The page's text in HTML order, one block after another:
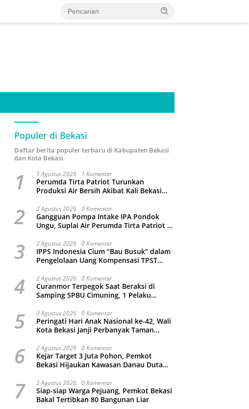
Populer di Bekasi
Daftar berita populer terbaru di Kabupaten Bekasi
dan Kota Bekasi.
1 5 Agustus 2026 1 Komentar
Perumda Tirta Patriot Turunkan
Produksi Air Bersih Akibat Kali Bekasi
2 2 Agustus 2026 0 Komentar
Gangguan Pompa Intake IPA Pondok
Ungu, Suplai Air Perumda Tirta Patriot di
3 2 Agustus 2026 0 Komentar
IPPS Indonesia Cium “Bau Busuk” dalam
Pengelolaan Uang Kompensasi TPST
4 2 Agustus 2026 0 Komentar
Curanmor Terpegok Saat Beraksi di
Samping SPBU Cimuning, 1 Pelaku
5 2 Agustus 2026 0 Komentar
Peringati Hari Anak Nasional ke-42, Wali
Kota Bekasi Janji Perbanyak Taman
6 2 Agustus 2026 0 Komentar
Kejar Target 3 Juta Pohon, Pemkot
Bekasi Hijaukan Kawasan Danau Duta
7 2 Agustus 2026 0 Komentar
Siap-siap Warga Pejuang, Pemkot Bekasi
Bakal Tertibkan 80 Bangunan Liar